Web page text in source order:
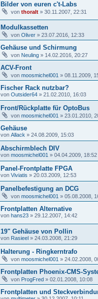
Bilder von euren c't-Labs
von thoralt » 30.11.2007, 22:31
Modulkassetten
von Oliver » 23.07.2016, 12:33
Gehäuse und Schirmung
von Neuling » 14.02.2016, 20:27
ACV-Front
von moosmichel001 » 08.11.2009,
Fischer Rack nutzbar?
von Outsider64 » 21.02.2010, 16:03
Front/Rückplatte für OptoBus
von moosmichel001 » 23.01.2010,
Gehäuse
von Allack » 24.08.2009, 15:03
Abschirmblech DIV
von moosmichel001 » 04.04.2009, 18:52
Panel-Frontplatte FPGA
von Viviatis » 20.03.2009, 12:53
Panelbefestigung an DCG
von moosmichel001 » 05.08.2008,
Frontplatten Alternative
von hans23 » 29.12.2007, 14:42
19" Gehäuse von Pollin
von Rasieel » 24.03.2008, 21:29
Halterung - Ringkerntrafo
von moosmichel001 » 24.02.2008,
Frontplatten Phoenix-CMS-
von ProgFred » 02.01.2008, 10:08
Frontplatten und